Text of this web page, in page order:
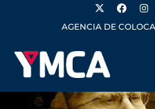
AGENCIA DE